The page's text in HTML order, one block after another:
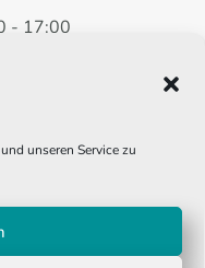
unseren Service zu
- 17:00